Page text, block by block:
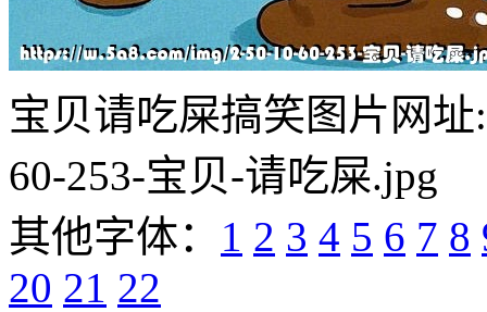
宝贝请吃屎搞笑图片网址
60-253-宝贝-请吃屎.jpg
其他字体： 1 2 3 4 5 6 7 8
20 21 22